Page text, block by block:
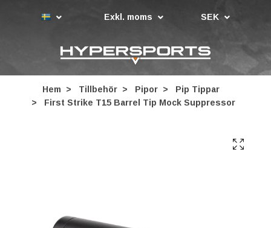
Exkl. moms SEK
Hem Tillbehör Pipor
Pip Tippar
First Strike T15 Barrel Tip Mock Suppressor